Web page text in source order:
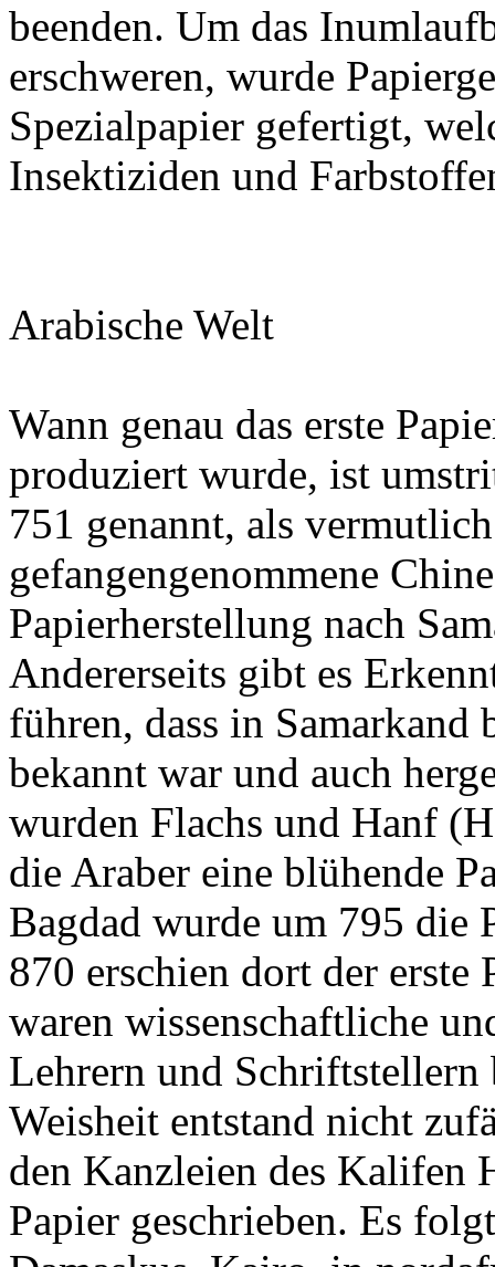
beenden. Um das
erschweren, wurde
Spezialpapier gefertigt,
Insektiziden und
Arabische Welt
Wann genau das erste
produziert wurde, ist
751 genannt, als
gefangengenommene
Papierherstellung nach
Andererseits gibt es
führen, dass in Samarkand
bekannt war und auch
wurden Flachs und Hanf
die Araber eine blühende
Bagdad wurde um 795 die
870 erschien dort der erste
waren wissenschaftliche
Lehrern und Schriftstellern
Weisheit entstand nicht
den Kanzleien des Kalifen
Papier geschrieben. Es